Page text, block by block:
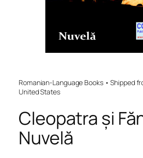
Romanian-Language Books • Shipped
United States
Cleopatra și
Nuvelă